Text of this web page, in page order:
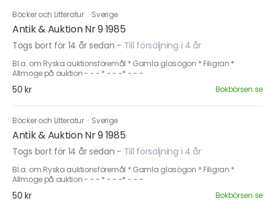
Böcker och Litteratur · Sverige
Antik & Auktion Nr 9 1985
Togs bort för 14 år sedan - Till försäljning i 4 år
Bl.a. om Ryska auktionsföremål * Gamla glasögon * Filigran *
Allmoge på auktion - - - * - - -* - - -
50 kr Bokbörsen.se
Böcker och Litteratur · Sverige
Antik & Auktion Nr 9 1985
Togs bort för 14 år sedan - Till försäljning i 4 år
Bl.a. om Ryska auktionsföremål * Gamla glasögon * Filigran *
Allmoge på auktion - - - * - - -* - - -
50 kr Bokbörsen.se